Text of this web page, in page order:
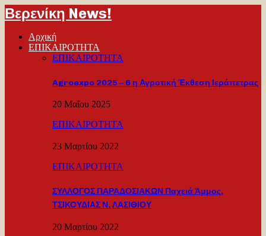
Βερενίκη News!
Αρχική
ΕΠΙΚΑΙΡΟΤΗΤΑ
ΕΠΙΚΑΙΡΟΤΗΤΑ
Agroexpo 2025 – 6 η Αγροτική Έκθεση Ιεράπετρας
20 Μαΐου 2025
ΕΠΙΚΑΙΡΟΤΗΤΑ
23 Μαρτίου 2022
ΕΠΙΚΑΙΡΟΤΗΤΑ
ΣΥΛΛΟΓΟΣ ΠΑΡΑΔΟΣΙΑΚΩΝ Παχειά Άμμος,
ΤΣΙΚΟΥΔΙΑΣ Ν. ΛΑΣΙΘΙΟΥ
20 Μαρτίου 2022